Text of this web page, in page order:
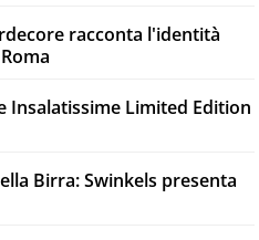
racconta l'identità
Insalatissime Limited Edition
Birra: Swinkels presenta